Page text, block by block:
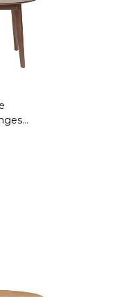
noyer